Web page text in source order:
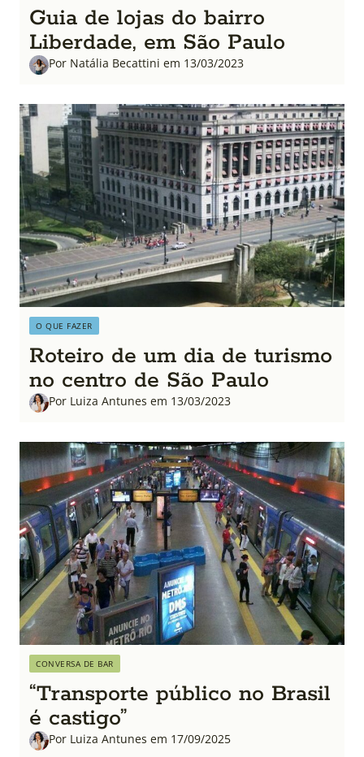
Guia de lojas do bairro
Liberdade, em São Paulo
Por Natália Becattini em 13/03/2023
O QUE FAZER
Roteiro de um dia de turismo
no centro de São Paulo
Por Luiza Antunes em 13/03/2023
CONVERSA DE BAR
“Transporte público no Brasil
é castigo”
Por Luiza Antunes em 17/09/2025